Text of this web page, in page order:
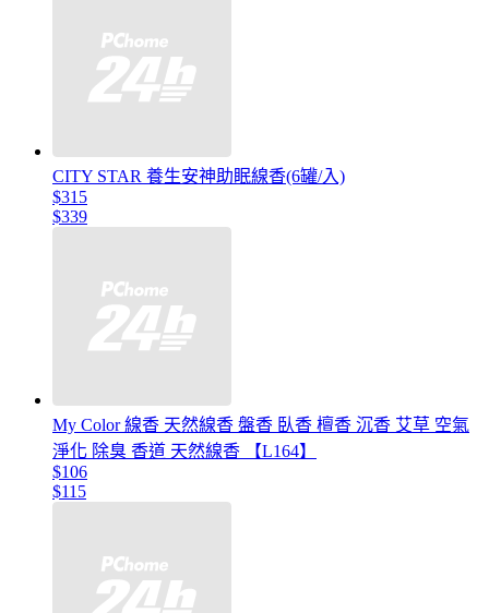
CITY STAR 養生安神助眠線香(6罐/入)
$315
$339
My Color 線香 天然線香 盤香 臥香 檀香 沉香 艾草 空氣
淨化 除臭 香道 天然線香 【L164】
$106
$115